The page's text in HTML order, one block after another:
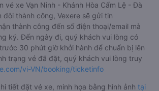
vé xe Vạn Ninh - Khánh Hòa Cẩm Lệ - Đà
đôi thành công, Vexere sẽ gửi tin
thành công đến số điện thoại/email mà
ký. Đến ngày đi, quý khách vui lòng có
30 phút giờ khởi hành để chuẩn bị lên
trạng vé đã đặt, quý khách vui lòng truy
vi-VN/booking/ticketinfo
tiết đặt vé xe, minh họa bằng hình ảnh tại